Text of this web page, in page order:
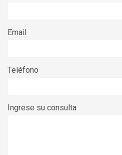
Email
Teléfono
Ingrese su consulta